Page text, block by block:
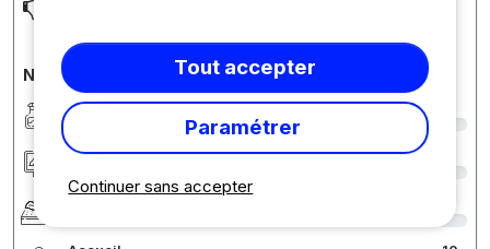
Notes détaillées du camping
Propreté
Hébergement/Emplacement
Continuer sans accepter
Tout accepter
Paramétrer